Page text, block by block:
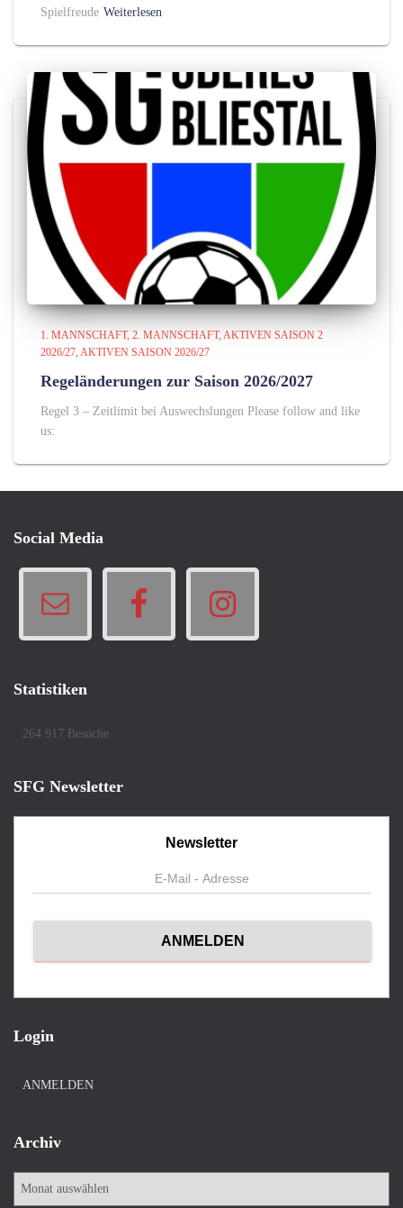
Spielfreude Weiterlesen
1. MANNSCHAFT 2. MANNSCHAFT AKTIVEN SAISON 2
2026/27 AKTIVEN SAISON 2026/27
Regeländerungen zur Saison 2026/2027
Regel 3 – Zeitlimit bei Auswechslungen Please follow and like
us:
Social Media
Statistiken
264.917 Besuche
SFG Newsletter
Newsletter
Login
ANMELDEN
Archiv
A